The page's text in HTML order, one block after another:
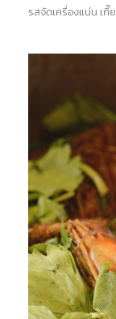
รสจัดเครื่องแน่น เกี๊